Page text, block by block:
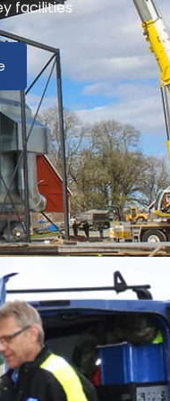
facilities